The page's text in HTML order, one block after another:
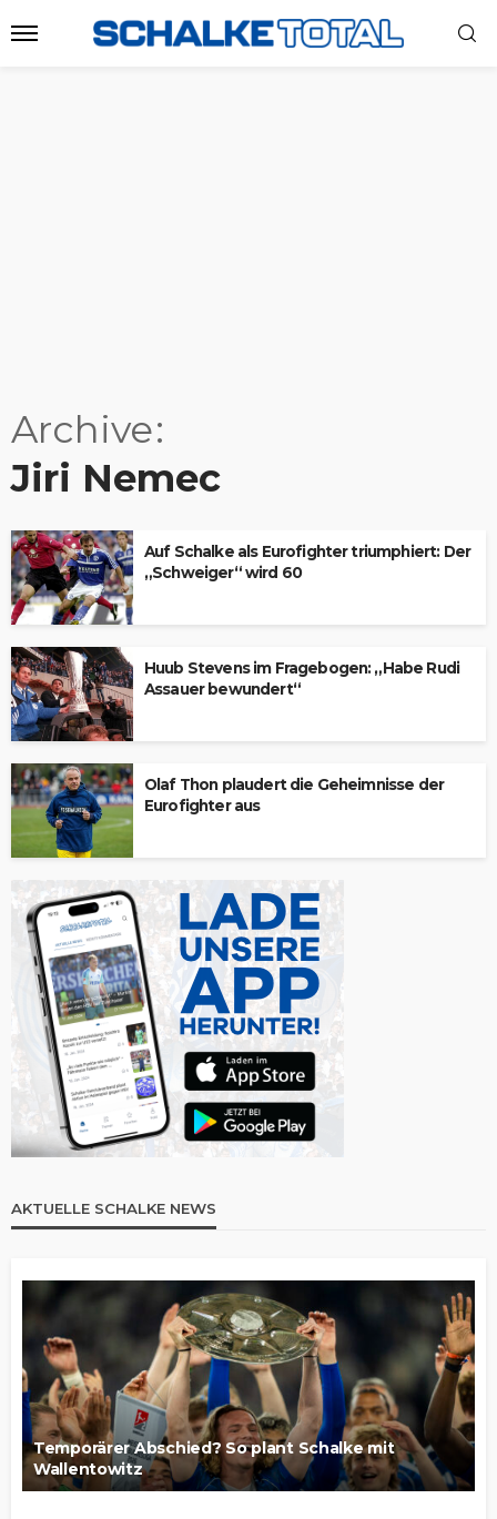
Archive
Jiri Nemec
Auf Schalke als Eurofighter triumphiert: Der
„Schweiger“ wird 60
Huub Stevens im Fragebogen: „Habe Rudi
Assauer bewundert“
Olaf Thon plaudert die Geheimnisse der
Eurofighter aus
AKTUELLE SCHALKE NEWS
Temporärer Abschied? So plant Schalke mit
Wallentowitz